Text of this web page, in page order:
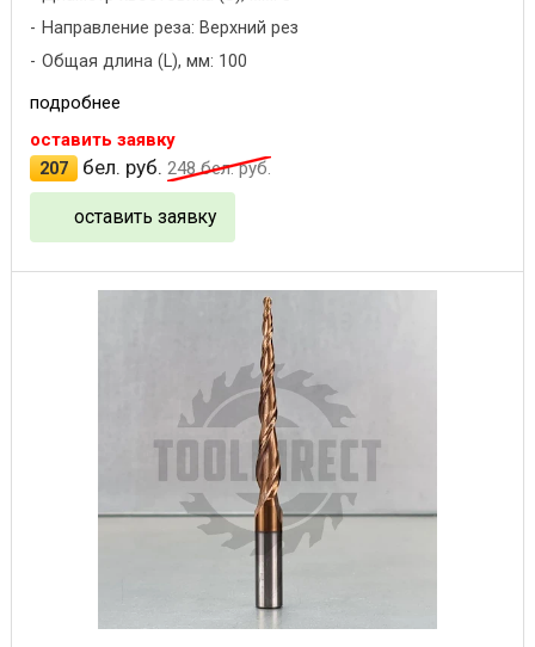
Направление реза: Верхний рез
Общая длина (L), мм: 100
подробнее
оставить заявку
207
бел. руб. 248бел. руб.
оставить заявку